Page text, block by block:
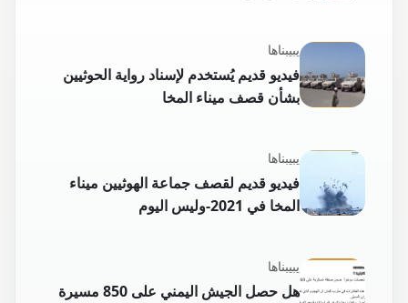
يبيبناها
فيديو قديم يُستخدم لإسناد رواية الحوثيين
بشأن قصف ميناء المخا
يبيبناها
فيديو قديم لقصف جماعة الهوثيين ميناء
المخا في 2021-وليس اليوم
يبيبناها
هل حصل الجيش اليمني على 850 مسيرة